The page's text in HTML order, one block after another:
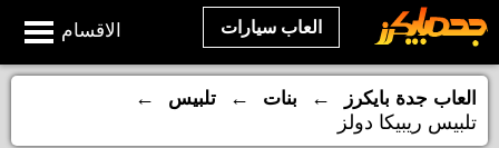
الاقسام العاب سيارات
العاب جدة بايكرز ← بنات ← تلبيس
←
تلبيس ريبيكا دولز